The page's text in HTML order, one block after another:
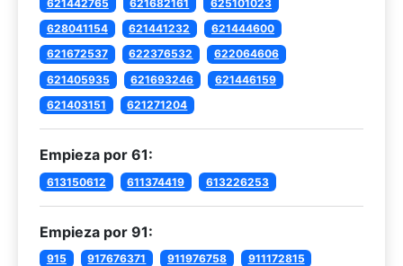
621442765 621682161
625101023
628041154
621441232
621444600
621672537
622376532
622064606
621405935
621693246
621446159
621403151
621271204
Empieza por 61:
613150612 611374419 613226253
Empieza por 91:
915 917676371 911976758
911172815